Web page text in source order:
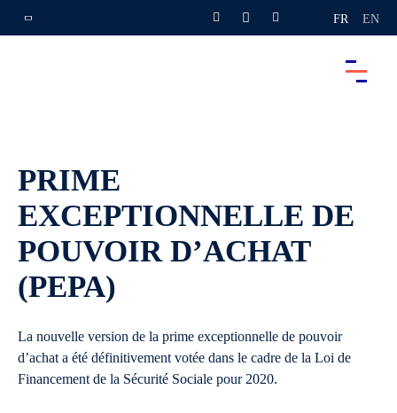
FR EN
PRIME
EXCEPTIONNELLE DE
POUVOIR D’ACHAT
(PEPA)
La nouvelle version de la prime exceptionnelle de pouvoir
d’achat a été définitivement votée dans le cadre de la Loi de
Financement de la Sécurité Sociale pour 2020.